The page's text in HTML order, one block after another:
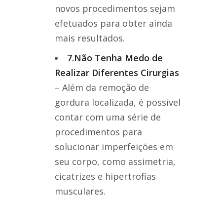
novos procedimentos sejam
efetuados para obter ainda
mais resultados.
7.Não Tenha Medo de
Realizar Diferentes Cirurgias
– Além da remoção de
gordura localizada, é possível
contar com uma série de
procedimentos para
solucionar imperfeições em
seu corpo, como assimetria,
cicatrizes e hipertrofias
musculares.